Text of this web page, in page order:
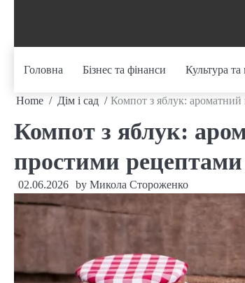
Головна Бізнес та фінанси Культура
Home Дім і сад Компот з яблук: ароматний
Компот з яблук:
простими рецептами
02.06.2026 by Микола Стороженко